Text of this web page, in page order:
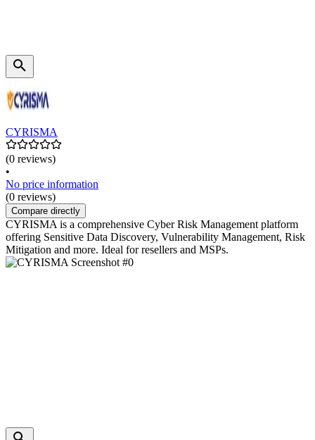
CYRISMA
(0 reviews)
•
No price information
(0 reviews)
Compare directly
CYRISMA is a comprehensive Cyber Risk Management platform
offering Sensitive Data Discovery, Vulnerability Management, Risk
Mitigation and more. Ideal for resellers and MSPs.